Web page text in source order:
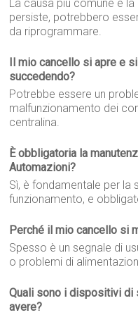
La causa più comune è
persiste, potrebbero
da riprogrammare.
Il mio cancello si apre e
succedendo?
Potrebbe essere un
malfunzionamento dei
centralina.
È obbligatoria la
Automazioni?
Sì, è fondamentale per la
funzionamento, e
Perché il mio cancello si
Spesso è un segnale di
o problemi di
Quali sono i dispositivi di
avere?